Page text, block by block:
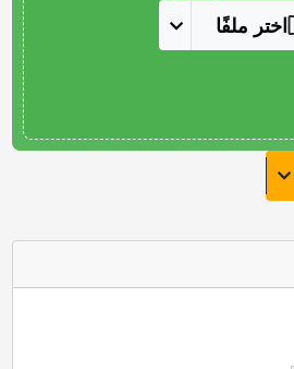
اختر ملفًا